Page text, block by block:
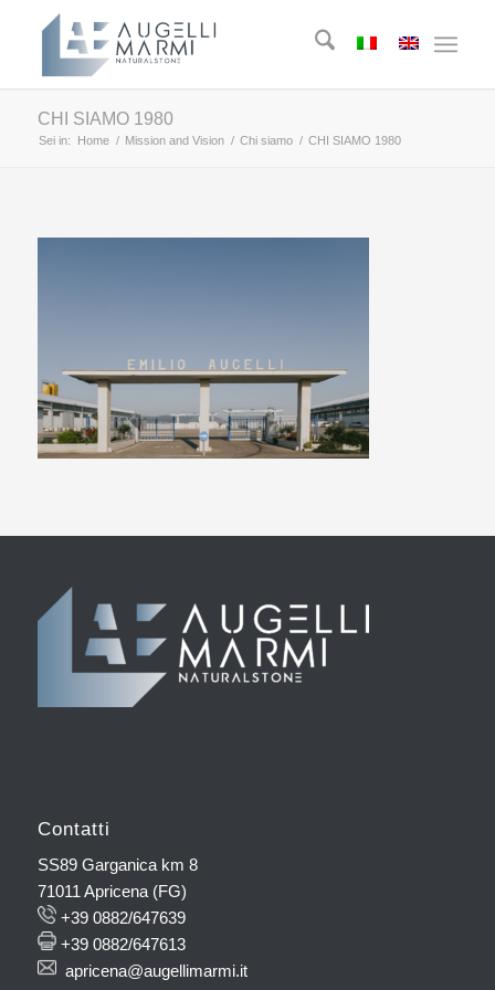
CHI SIAMO 1980
Sei in: Home / Mission and Vision / Chi siamo / CHI SIAMO 1980
Contatti
SS89 Garganica km 8
71011 Apricena (FG)
+39 0882/647639
+39 0882/647613
apricena@augellimarmi.it